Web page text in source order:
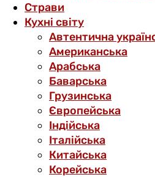
Страви
Кухні світу
Автентична
Американська
Арабська
Баварська
Грузинська
Європейська
Індійська
Італійська
Китайська
Корейська